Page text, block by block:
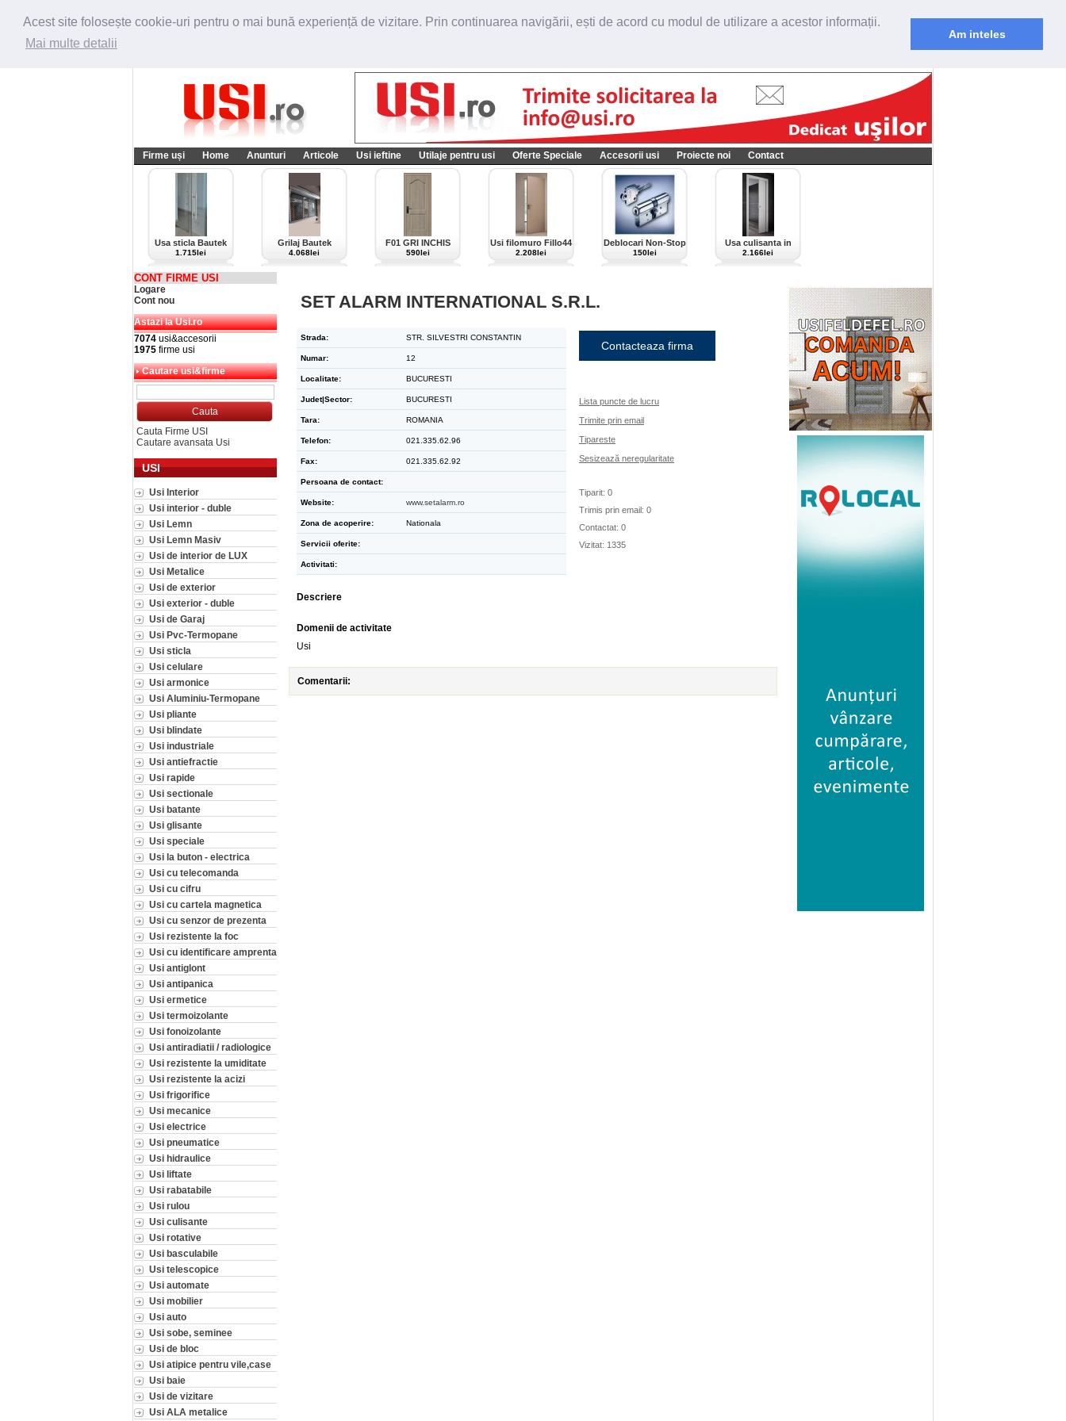
Acest site folosește cookie-uri pentru o mai bună experiență de vizitare. Prin continuarea navigării, ești de acord cu modul de utilizare a acestor informații.
Mai multe detalii
Am inteles
Firme uși Home Anunturi Articole Usi ieftine Utilaje pentru usi Oferte Speciale Accesorii usi Proiecte noi Contact
Usa sticla Bautek
1.715lei
Grilaj Bautek
4.068lei
F01 GRI INCHIS
590lei
Usi filomuro Fillo44
import Italia
2.208lei
Deblocari Non-Stop
150lei
Usa culisanta in
perete Scrigno,
2.166lei
CONT FIRME USI
Logare
Cont nou
Astazi la Usi.ro
7074 usi&accesorii
1975 firme usi
Cautare usi&firme
Cauta Firme USI
Cautare avansata Usi
USI
Usi Interior
Usi interior - duble
Usi Lemn
Usi Lemn Masiv
Usi de interior de LUX
Usi Metalice
Usi de exterior
Usi exterior - duble
Usi de Garaj
Usi Pvc-Termopane
Usi sticla
Usi celulare
Usi armonice
Usi Aluminiu-Termopane
Usi pliante
Usi blindate
Usi industriale
Usi antiefractie
Usi rapide
Usi sectionale
Usi batante
Usi glisante
Usi speciale
Usi la buton - electrica
Usi cu telecomanda
Usi cu cifru
Usi cu cartela magnetica
Usi cu senzor de prezenta
Usi rezistente la foc
Usi cu identificare amprenta
Usi antiglont
Usi antipanica
Usi ermetice
Usi termoizolante
Usi fonoizolante
Usi antiradiatii / radiologice
Usi rezistente la umiditate
Usi rezistente la acizi
Usi frigorifice
Usi mecanice
Usi electrice
Usi pneumatice
Usi hidraulice
Usi liftate
Usi rabatabile
Usi rulou
Usi culisante
Usi rotative
Usi basculabile
Usi telescopice
Usi automate
Usi mobilier
Usi auto
Usi sobe, seminee
Usi de bloc
Usi atipice pentru vile,case
Usi baie
Usi de vizitare
Usi ALA metalice
SET ALARM INTERNATIONAL S.R.L.
Strada: STR. SILVESTRI CONSTANTIN
Numar: 12
Localitate: BUCURESTI
Judet|Sector: BUCURESTI
Tara: ROMANIA
Telefon: 021.335.62.96
Fax: 021.335.62.92
Persoana de contact:
Website: www.setalarm.ro
Zona de acoperire: Nationala
Servicii oferite:
Activitati:
Contacteaza firma
Lista puncte de lucru
Trimite prin email
Tipareste
Sesizează neregularitate
Tiparit: 0
Trimis prin email: 0
Contactat: 0
Vizitat: 1335
Descriere
Domenii de activitate
Usi
Comentarii: